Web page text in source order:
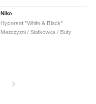
Nike
Hyperset "White & Black"
Mezczyzni / Siatkówka / Buty